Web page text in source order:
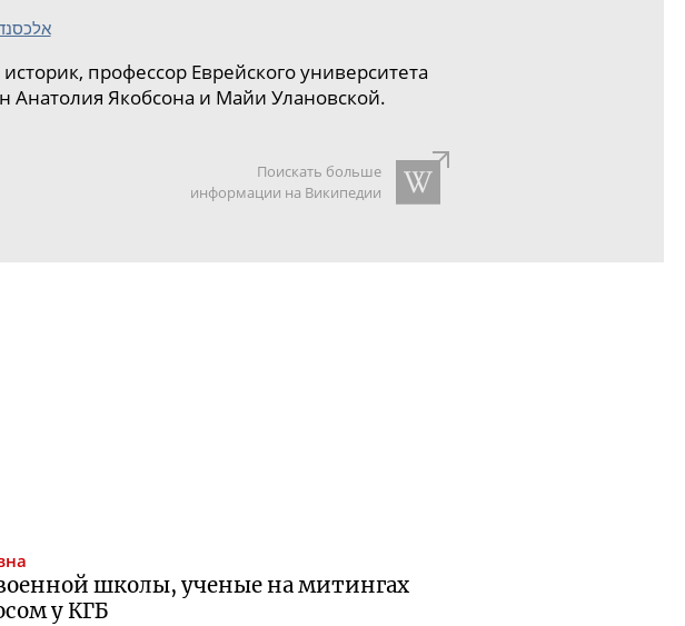
профессор Еврейского университета
Анатолия Якобсона и Майи Улановской.
Поискать больше
информации на Википедии
школы, ученые на митингах
у КГБ